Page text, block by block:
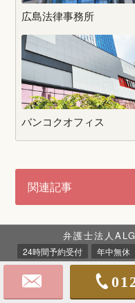
広島法律事務所
バンコクオフィス
関連記事
離婚
弁護士法人
24時間予約受付 年中無休